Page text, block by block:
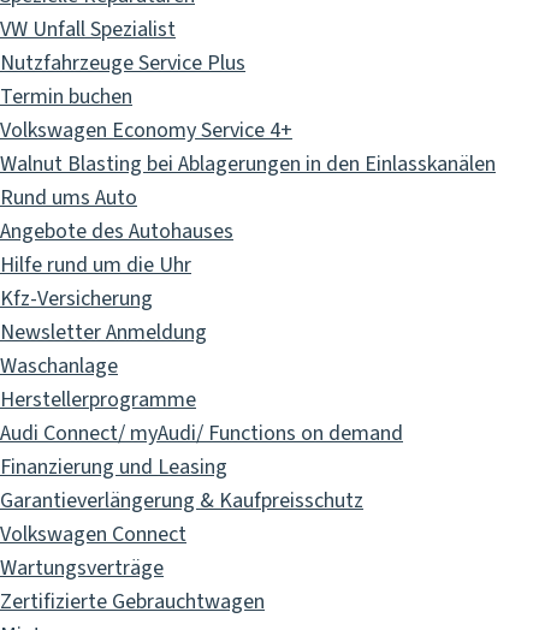
VW Unfall Spezialist
Nutzfahrzeuge Service Plus
Termin buchen
Volkswagen Economy Service 4+
Walnut Blasting bei Ablagerungen in den Einlasskanälen
Rund ums Auto
Angebote des Autohauses
Hilfe rund um die Uhr
Kfz-Versicherung
Newsletter Anmeldung
Waschanlage
Herstellerprogramme
Audi Connect/ myAudi/ Functions on demand
Finanzierung und Leasing
Garantieverlängerung & Kaufpreisschutz
Volkswagen Connect
Wartungsverträge
Zertifizierte Gebrauchtwagen